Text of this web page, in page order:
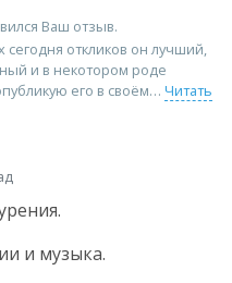
Ваш отзыв.
откликов он лучший,
и в некотором роде
его в своём
Читать
и музыка.